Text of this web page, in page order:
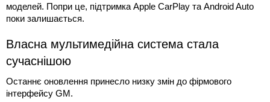
моделей. Попри це, підтримка Apple CarPlay та Android Auto
поки залишається.
Власна мультимедійна система стала
сучаснішою
Останнє оновлення принесло низку змін до фірмового
інтерфейсу GM.